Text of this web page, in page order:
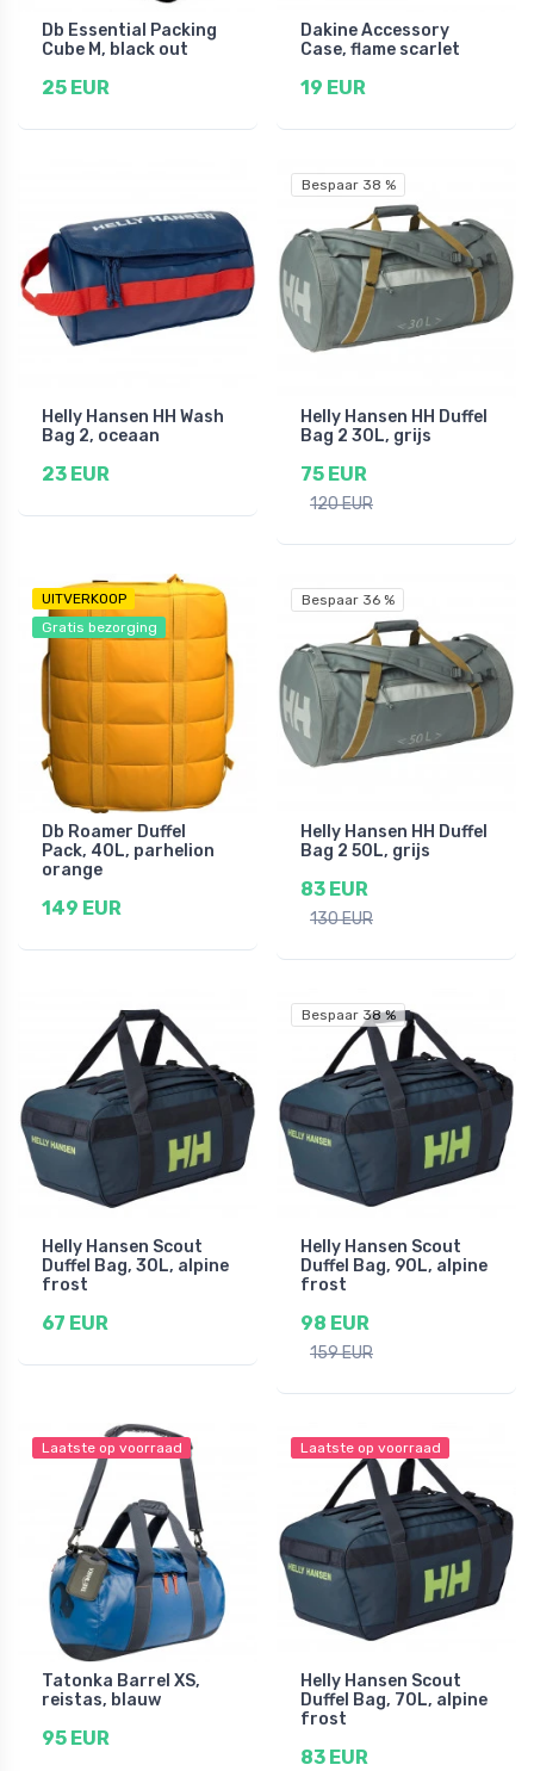
Db Essential Packing
Cube M, black out
25 EUR
Dakine Accessory
Case, flame scarlet
19 EUR
Helly Hansen HH Wash
Bag 2, oceaan
23 EUR
Bespaar 38 %
Helly Hansen HH Duffel
Bag 2 30L, grijs
75 EUR
120 EUR
UITVERKOOP
Gratis bezorging
Db Roamer Duffel
Pack, 40L, parhelion
orange
149 EUR
Bespaar 36 %
Helly Hansen HH Duffel
Bag 2 50L, grijs
83 EUR
130 EUR
Helly Hansen Scout
Duffel Bag, 30L, alpine
frost
67 EUR
Bespaar 38 %
Helly Hansen Scout
Duffel Bag, 90L, alpine
frost
98 EUR
159 EUR
Laatste op voorraad
Tatonka Barrel XS,
reistas, blauw
95 EUR
Laatste op voorraad
Helly Hansen Scout
Duffel Bag, 70L, alpine
frost
83 EUR